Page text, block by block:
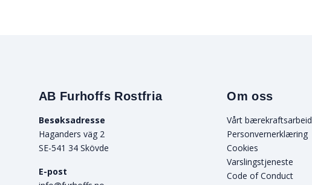
AB Furhoffs Rostfria
Besøksadresse
Haganders väg 2
SE-541 34 Skövde
E-post
Om oss
Vårt bærekraftsarbeid
Personvernerklæring
Cookies
Varslingstjeneste
Code of Conduct